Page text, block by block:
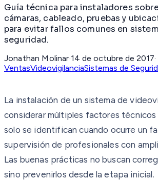
Guía técnica para instaladores
cámaras, cableado, pruebas y
para evitar fallos comunes en
seguridad.
Jonathan Molinar·14 de octubre de 2017·
VentasVideovigilanciaSistemas de
La instalación de un sistema de
considerar múltiples factores técnicos
solo se identifican cuando ocurre un
supervisión de profesionales con
Las buenas prácticas no buscan
sino prevenirlos desde la etapa inicial.